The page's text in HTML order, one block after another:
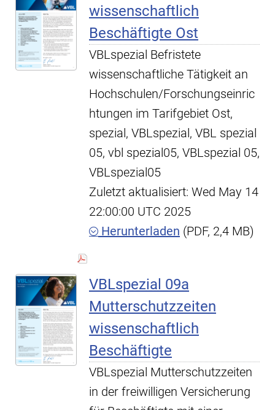
wissenschaftlich
Beschäftigte Ost
VBLspezial Befristete
wissenschaftliche Tätigkeit an
Hochschulen/Forschungseinric
htungen im Tarifgebiet Ost,
spezial, VBLspezial, VBL spezial
05, vbl spezial05, VBLspezial 05,
VBLspezial05
Zuletzt aktualisiert: Wed May 14
22:00:00 UTC 2025
Herunterladen (PDF, 2,4 MB)
VBLspezial 09a
Mutterschutzzeiten
wissenschaftlich
Beschäftigte
VBLspezial Mutterschutzzeiten
in der freiwilligen Versicherung